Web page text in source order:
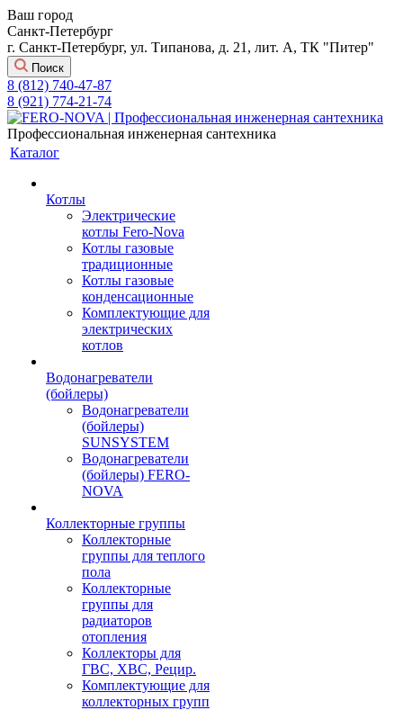
Ваш город
Санкт-Петербург
г. Санкт-Петербург, ул. Типанова, д. 21, лит. А, ТК "Питер"
Поиск
8 (812) 740-47-87
8 (921) 774-21-74
Профессиональная инженерная сантехника
Каталог
Котлы
Электрические
котлы Fero-Nova
Котлы газовые
традиционные
Котлы газовые
конденсационные
Комплектующие для
электрических
котлов
Водонагреватели
(бойлеры)
Водонагреватели
(бойлеры)
SUNSYSTEM
Водонагреватели
(бойлеры) FERO-
NOVA
Коллекторные группы
Коллекторные
группы для теплого
пола
Коллекторные
группы для
радиаторов
отопления
Коллекторы для
ГВС, ХВС, Рецир.
Комплектующие для
коллекторных групп